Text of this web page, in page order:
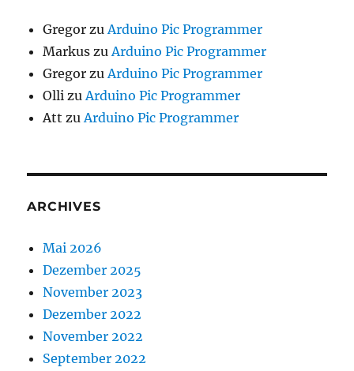
Gregor zu Arduino Pic Programmer
Markus zu Arduino Pic Programmer
Gregor zu Arduino Pic Programmer
Olli zu Arduino Pic Programmer
Att zu Arduino Pic Programmer
ARCHIVES
Mai 2026
Dezember 2025
November 2023
Dezember 2022
November 2022
September 2022